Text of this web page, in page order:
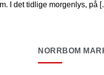
I det tidlige morgenlys, på
NORRBOM